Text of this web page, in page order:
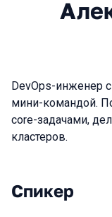
DevOps-инженер
мини-командой.
core-задачами,
кластеров.
Спикер